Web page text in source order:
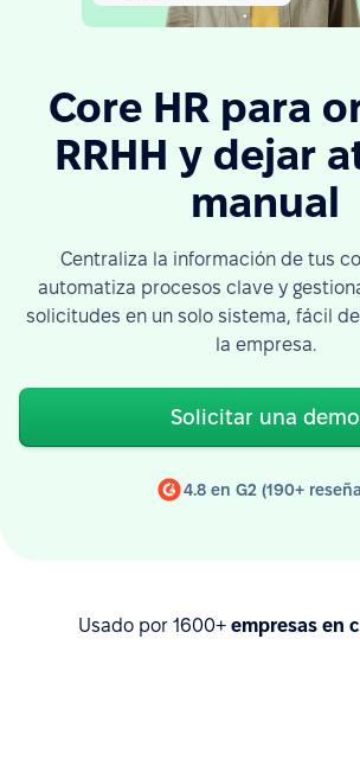
Core HR para
RRHH y dejar
manual
Centraliza la información de tus
automatiza procesos clave y
solicitudes en un solo sistema, fácil
la empresa.
Solicitar una demo
4.8 en G2 (190+
Usado por 1600+ empresas en